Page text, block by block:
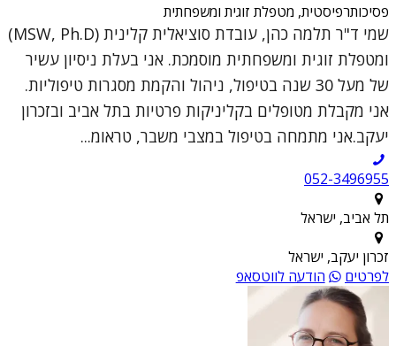
פסיכותרפיסטית, מטפלת זוגית ומשפחתית
שמי ד"ר תלמה כהן, עובדת סוציאלית קלינית (MSW, Ph.D)
ומטפלת זוגית ומשפחתית מוסמכת. אני בעלת ניסיון עשיר
של מעל 30 שנה בטיפול, ניהול והקמת מסגרות טיפוליות.
אני מקבלת מטופלים בקליניקות פרטיות בתל אביב ובזכרון
יעקב.אני מתמחה בטיפול במצבי משבר, טראומ...
052-3496955
תל אביב, ישראל
זכרון יעקב, ישראל
לפרטים
הודעה לווטסאפ